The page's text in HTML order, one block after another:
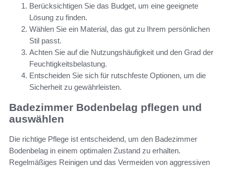
Berücksichtigen Sie das Budget, um eine geeignete
Lösung zu finden.
Wählen Sie ein Material, das gut zu Ihrem persönlichen
Stil passt.
Achten Sie auf die Nutzungshäufigkeit und den Grad der
Feuchtigkeitsbelastung.
Entscheiden Sie sich für rutschfeste Optionen, um die
Sicherheit zu gewährleisten.
Badezimmer Bodenbelag pflegen und
auswählen
Die richtige Pflege ist entscheidend, um den Badezimmer
Bodenbelag in einem optimalen Zustand zu erhalten.
Regelmäßiges Reinigen und das Vermeiden von aggressiven